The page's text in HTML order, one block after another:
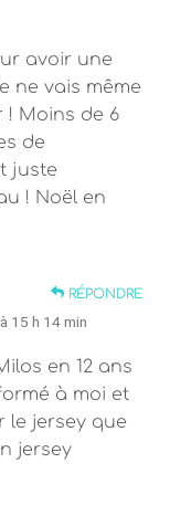
avoir une
ne vais même
! Moins de 6
de
juste
! Noël en
RÉPONDRE
15 h 14 min
en 12 ans
à moi et
le jersey que
jersey